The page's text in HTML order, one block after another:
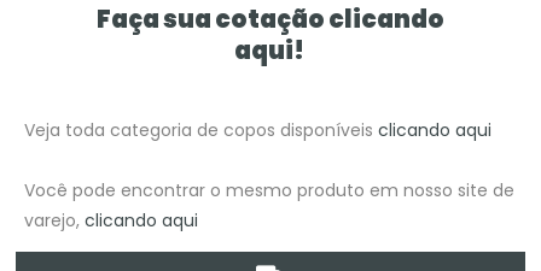
Faça sua cotação clicando
aqui!
Veja toda categoria de copos disponíveis clicando aqui
Você pode encontrar o mesmo produto em nosso site de
varejo, clicando aqui